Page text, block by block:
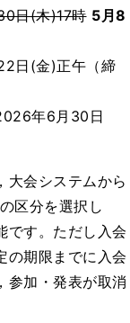
日(木)17時 5月8
日(金)正午（締
年6月30日
大会システムから
区分を選択し
です。ただし入会
の期限までに入会
参加・発表が取消